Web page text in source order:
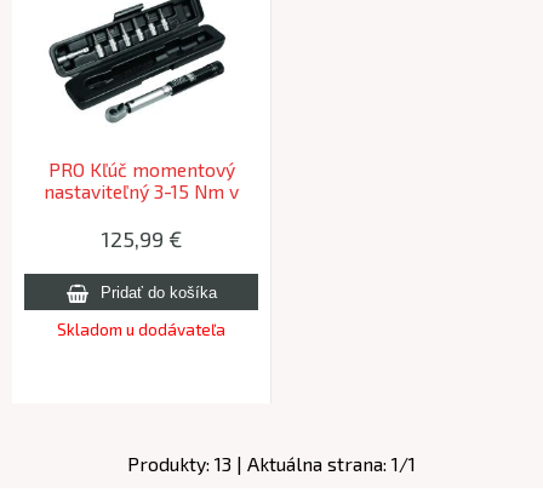
PRO Kľúč momentový
nastaviteľný 3-15 Nm v
125,99 €
Skladom u dodávateľa
Produkty: 13 | Aktuálna strana: 1/1